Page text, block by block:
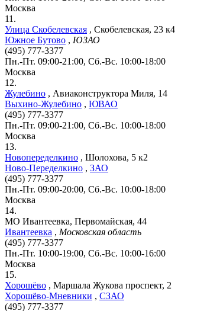
Москва
11.
Улица Скобелевская , Скобелевская, 23 к4
Южное Бутово , ЮЗАО
(495) 777-3377
Пн.-Пт. 09:00-21:00, Сб.-Вс. 10:00-18:00
Москва
12.
Жулебино , Авиаконструктора Миля, 14
Выхино-Жулебино , ЮВАО
(495) 777-3377
Пн.-Пт. 09:00-21:00, Сб.-Вс. 10:00-18:00
Москва
13.
Новопеределкино , Шолохова, 5 к2
Ново-Переделкино , ЗАО
(495) 777-3377
Пн.-Пт. 09:00-20:00, Сб.-Вс. 10:00-18:00
Москва
14.
МО Ивантеевка, Первомайская, 44
Ивантеевка , Московская область
(495) 777-3377
Пн.-Пт. 10:00-19:00, Сб.-Вс. 10:00-16:00
Москва
15.
Хорошёво , Маршала Жукова проспект, 2
Хорошёво-Мневники , СЗАО
(495) 777-3377